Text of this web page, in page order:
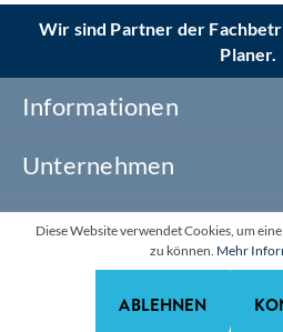
Wir sind Partner der
Planer.
Informationen
Unternehmen
Newsletter abonnieren
*Alle Preise zzgl. gesetzl.
Diese Website verwendet Cookies, um
zu können. Mehr
ABLEHNEN